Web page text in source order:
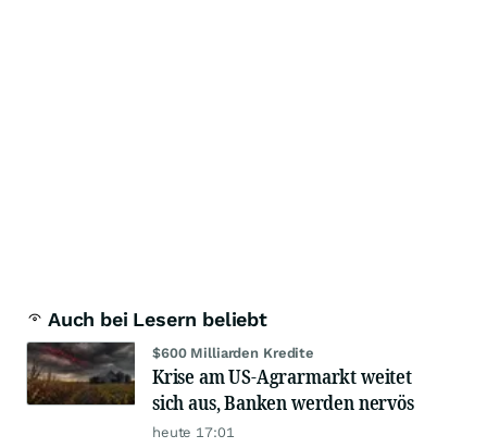
Auch bei Lesern beliebt
$600 Milliarden Kredite
Krise am US-Agrarmarkt weitet
sich aus, Banken werden nervös
heute 17:01